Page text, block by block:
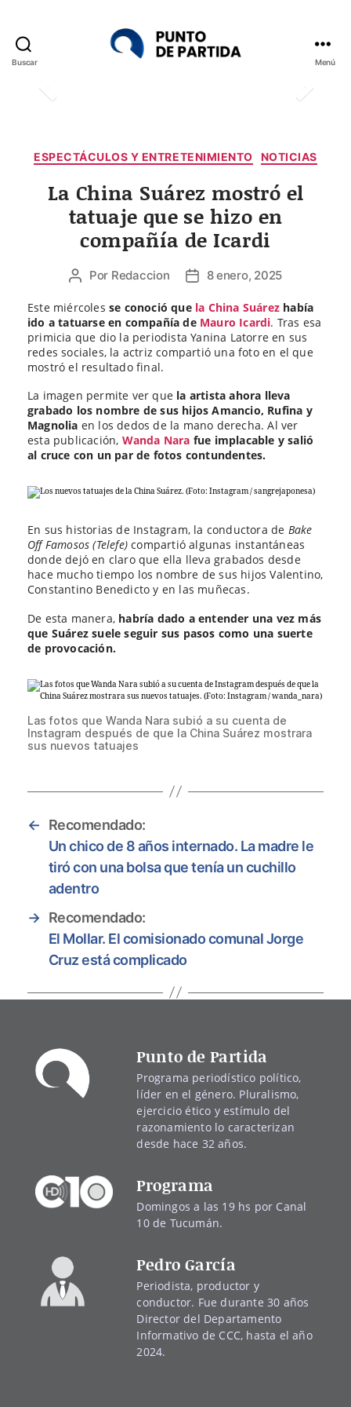
Buscar Menú
ESPECTÁCULOS Y ENTRETENIMIENTO NOTICIAS
La China Suárez mostró el
tatuaje que se hizo en
compañía de Icardi
Autor
la
entrada
Por Redaccion
Fecha
la
entrada
8 enero, 2025
Este miércoles se conoció quela China Suárez había
ido a tatuarse en compañía de Mauro Icardi. Tras esa
primicia que dio la periodista Yanina Latorre en sus
redes sociales, la actriz compartió una foto en el que
mostró el resultado final.
La imagen permite ver que la artista ahora lleva
grabado los nombre de sus hijos Amancio, Rufina y
Magnolia en los dedos de la mano derecha. Al ver
esta publicación, Wanda Nara fue implacable y salió
al cruce con un par de fotos contundentes.
En sus historias de Instagram, la conductora de Bake
Off Famosos (Telefe) compartió algunas instantáneas
donde dejó en claro que ella lleva grabados desde
hace mucho tiempo los nombre de sus hijos Valentino,
Constantino Benedicto y en las muñecas.
De esta manera, habría dado a entender una vez más
que Suárez suele seguir sus pasos como una suerte
de provocación.
Las fotos que Wanda Nara subió a su cuenta de
Instagram después de que la China Suárez mostrara
sus nuevos tatuajes
←
Recomendado:
Un chico de 8 años internado. La madre le
tiró con una bolsa que tenía un cuchillo
adentro
→ Recomendado:
El Mollar. El comisionado comunal Jorge
Cruz está complicado
Punto de Partida
Programa periodístico político,
líder en el género. Pluralismo,
ejercicio ético y estímulo del
razonamiento lo caracterizan
desde hace 32 años.
Programa
Domingos a las 19 hs por Canal
10 de Tucumán.
Pedro García
Periodista, productor y
conductor. Fue durante 30 años
Director del Departamento
Informativo de CCC, hasta el año
2024.